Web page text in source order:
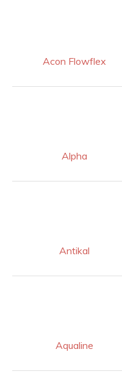
Acon Flowflex
Alpha
Antikal
Aqualine